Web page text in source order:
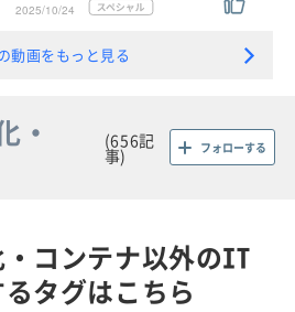
2025/10/24
動画をもっと見る
・ (656記
事) フォローする
コンテナ以外のIT
タグはこちら